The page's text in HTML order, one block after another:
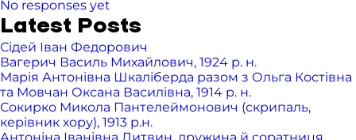
No responses yet
Latest Posts
Сідей Іван Федорович
Вагерич Василь Михайлович, 1924 р. н.
Марія Антонівна Шкаліберда разом з Ольга Костівна
та Мовчан Оксана Василівна, 1914 р. н.
Сокирко Микола Пантелеймонович (скрипаль,
керівник хору), 1913 р.н.